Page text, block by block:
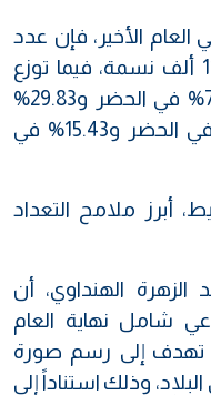
العام الأخير، فإن عدد
سكان العراق يبلغ 46 مليوناً و118 ألف نسمة، فيما توزع
السكان حسب البيئة بواقع 70.17% في الحضر و29.83%
في الريف في العراق، و84.57% في الحضر و15.43% في
أبرز ملامح التعداد
الزهرة الهنداوي، أن
شامل نهاية العام
مهمة تهدف إلى رسم صورة
وذلك استناداً إلى